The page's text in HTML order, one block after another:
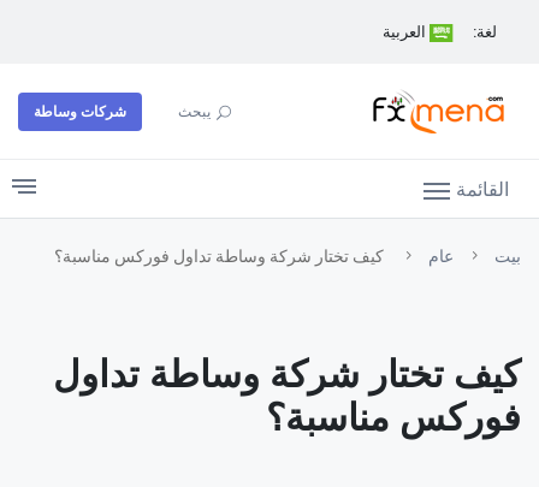
لغة: العربية
يبحث شركات وساطة
القائمة
بيت عام كيف تختار شركة وساطة تداول فوركس مناسبة؟
كيف تختار شركة وساطة تداول
فوركس مناسبة؟